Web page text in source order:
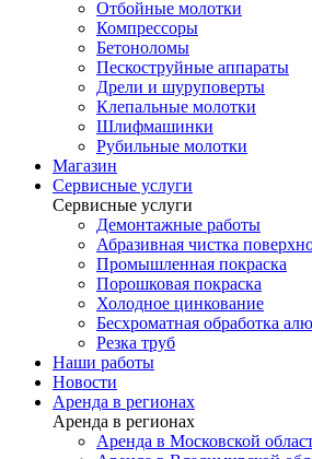
Отбойные молотки
Компрессоры
Бетоноломы
Пескоструйные аппараты
Дрели и шуруповерты
Клепальные молотки
Шлифмашинки
Рубильные молотки
Магазин
Сервисные услуги
Сервисные услуги
Демонтажные работы
Абразивная чистка
Промышленная покраска
Порошковая покраска
Холодное цинкование
Бесхроматная обработка
Резка труб
Наши работы
Новости
Аренда в регионах
Аренда в регионах
Аренда в Московской